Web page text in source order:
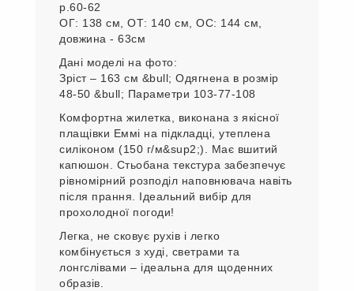
р.60-62
ОГ: 138 см, ОТ: 140 см, ОС: 144 см,
довжина - 63см
Дані моделі на фото:
Зріст – 163 см &bull; Одягнена в розмір
48-50 &bull; Параметри 103-77-108
Комфортна жилетка, виконана з якісної
плащівки Еммі на підкладці, утеплена
силіконом (150 г/м&sup2;). Має вшитий
капюшон. Стьобана текстура забезпечує
рівномірний розподіл наповнювача навіть
після прання. Ідеальний вибір для
прохолодної погоди!
Легка, не сковує рухів і легко
комбінується з худі, светрами та
лонгслівами – ідеальна для щоденних
образів.